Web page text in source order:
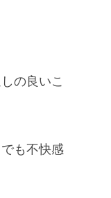
の良いこ
も不快感